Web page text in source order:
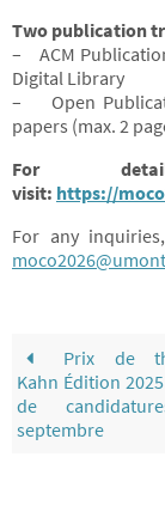
Two publication
– ACM
Digital Library
– Open
papers (max. 2
For
visit: https://
For any
Prix de
Kahn Édition
de
septembre